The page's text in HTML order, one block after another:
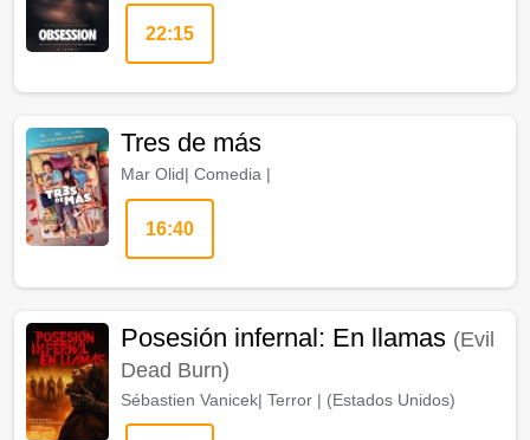
22:15
Tres de más
Mar Olid|Comedia |
16:40
Posesión infernal: En llamas (Evil
Dead Burn)
Sébastien Vanicek|Terror | (Estados Unidos)